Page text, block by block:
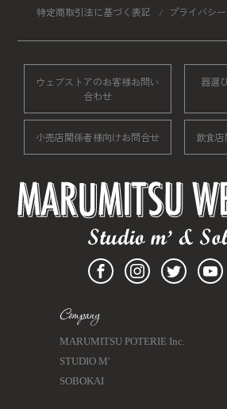
特定商取引法に基づく表記 プライバシ
ウェブストアのお客様お問い
合わせ
器選
小売店関係者様向けお問合せ 飲食
Company
MARUMITSU POTERIE Inc.
STUDIO M'
SOBOKAI